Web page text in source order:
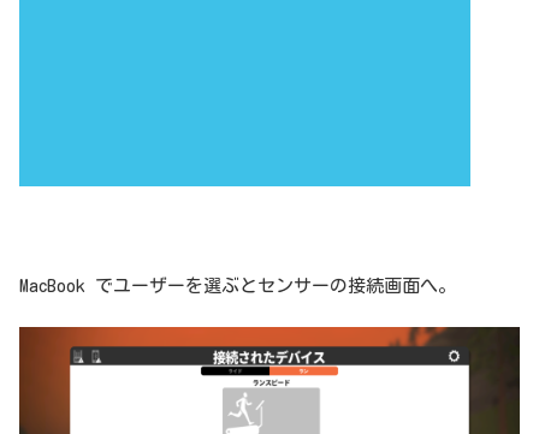
MacBook でユーザーを選ぶとセンサーの接続画面へ。